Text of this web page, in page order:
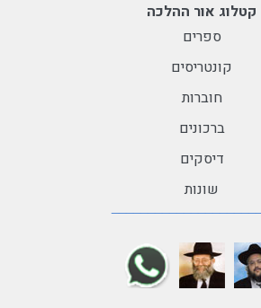
קטלוג אור ההלכה
ספרים
קונטריסים
חוברות
ברכונים
דיסקים
שונות